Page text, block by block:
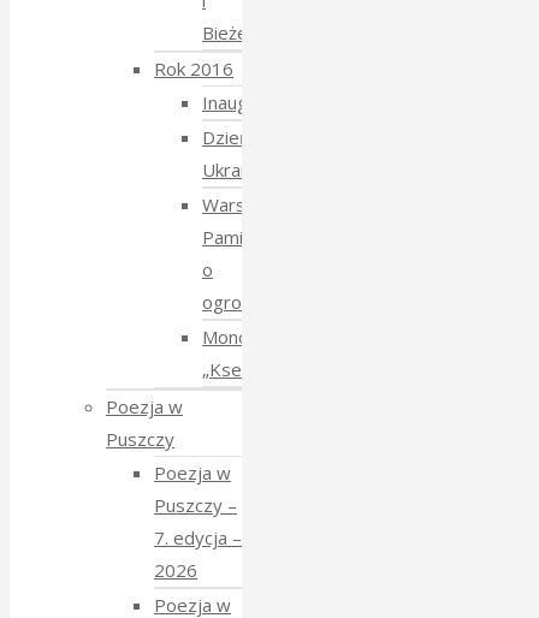
Bieżeństwo
Rok 2016
Inauguracja
Dzień
Ukraiński
Warsztaty:
Pamiętajmy
o
ogrodach
Monodram
„Ksenia”
Poezja w
Puszczy
Poezja w
Puszczy –
7. edycja –
2026
Poezja w